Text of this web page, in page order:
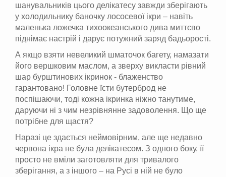
шанувальників цього делікатесу завжди зберігають
у холодильнику баночку лососевої ікри – навіть
маленька ложечка тихоокеанського дива миттєво
піднімає настрій і дарує потужний заряд бадьорості.
А якщо взяти невеликий шматочок багету, намазати
його вершковим маслом, а зверху викласти рівний
шар бурштинових ікринок - блаженство
гарантовано! Головне їсти бутерброд не
поспішаючи, тоді кожна ікринка ніжно танутиме,
даруючи ні з чим незрівнянне задоволення. Що ще
потрібне для щастя?
Наразі це здається неймовірним, але ще недавно
червона ікра не була делікатесом. З одного боку, її
просто не вміли заготовляти для тривалого
зберігання, а з іншого – на Русі в ній не було